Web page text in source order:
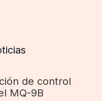
de control
MQ-9B